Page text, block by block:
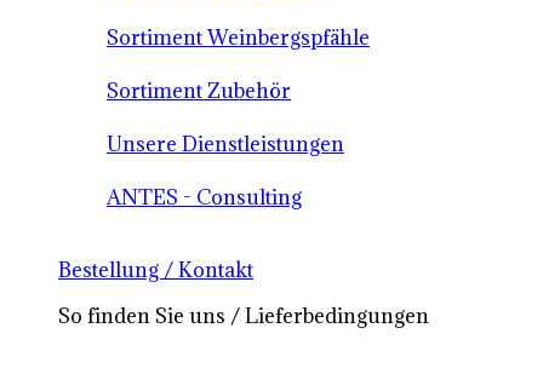
Sortiment Weinbergspfähle
Sortiment Zubehör
Unsere Dienstleistungen
ANTES - Consulting
Bestellung / Kontakt
So finden Sie uns / Lieferbedingungen